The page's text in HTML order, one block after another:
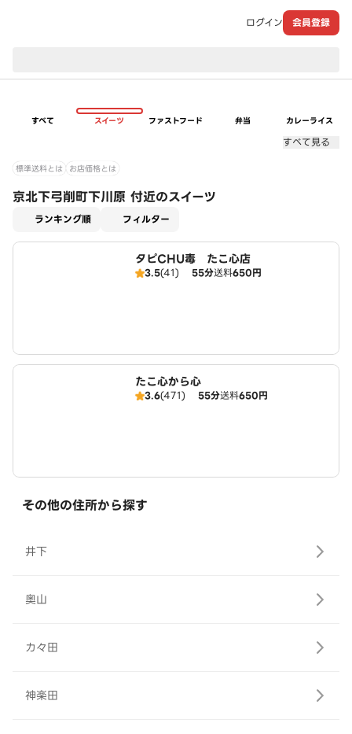
ログイン 会員登録
すべて スイーツ ファストフード 弁当 カレーライス
すべて見る
標準送料とは お店価格とは
京北下弓削町下川原 付近のスイーツ
ランキング順 フィルター
タピCHU毒 たこ心店
3.5(41) 55分送料650円
たこ心から心
3.6(471) 55分送料650円
その他の住所から探す
井下
奥山
カ々田
神楽田